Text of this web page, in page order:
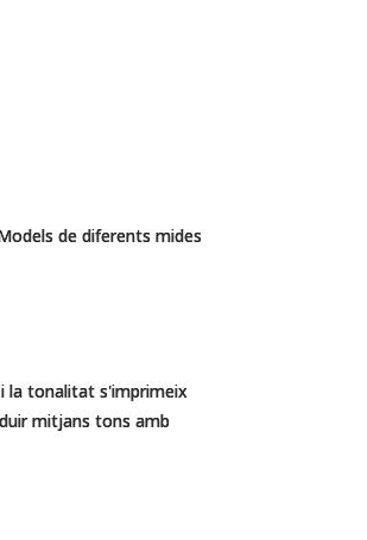
de diferents mides
la tonalitat s'imprimeix
mitjans tons amb